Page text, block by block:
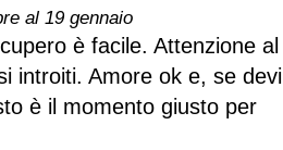
al 19 gennaio
è facile. Attenzione al
introiti. Amore ok e, se devi
è il momento giusto per